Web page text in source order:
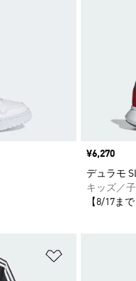
価格
¥6,270
デュラモ
キッズ／
【8/17ま